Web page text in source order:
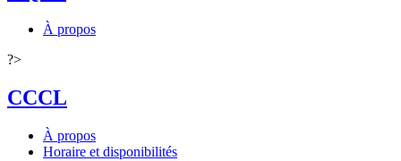
À propos
?>
CCCL
À propos
Horaire et disponibilités